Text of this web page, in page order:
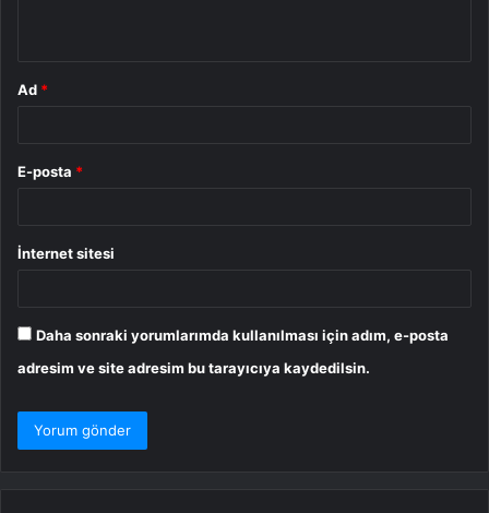
Ad *
E-posta *
İnternet sitesi
Daha sonraki yorumlarımda kullanılması için adım, e-posta
adresim ve site adresim bu tarayıcıya kaydedilsin.